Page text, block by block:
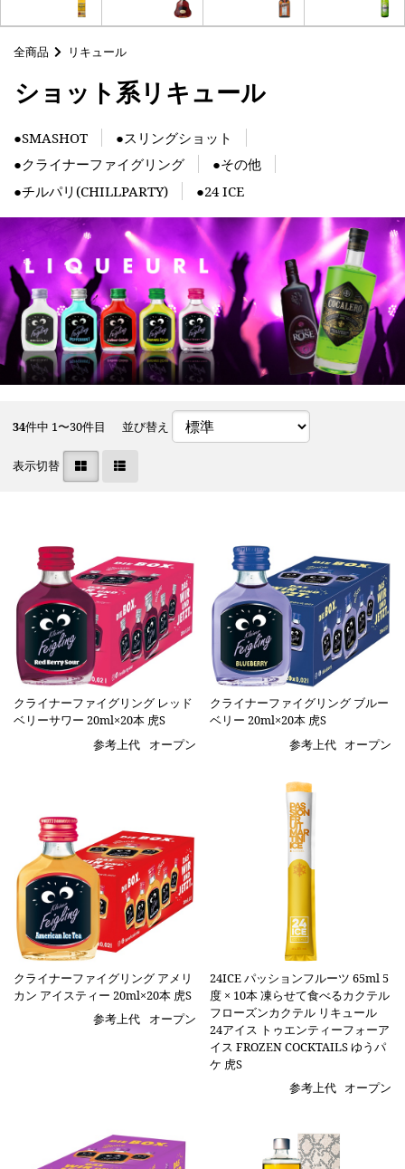
全商品 リキュール
ショット系リキュール
●SMASHOT
●スリングショット
●クライナーファイグリング
●その他
●チルパリ(CHILLPARTY)
●24 ICE
34件中 1〜30件目 並び替え
表示切替
クライナーファイグリング レッド
ベリーサワー 20ml×20本 虎S
参考上代
オープン
クライナーファイグリング ブルー
ベリー 20ml×20本 虎S
参考上代 オープン
クライナーファイグリング アメリ
カン アイスティー 20ml×20本 虎S
参考上代
オープン
24ICE パッションフルーツ 65ml 5
度 × 10本 凍らせて食べるカクテル
フローズンカクテル リキュール
24アイス トゥエンティーフォーア
イス FROZEN COCKTAILS ゆうパ
ケ 虎S
参考上代 オープン